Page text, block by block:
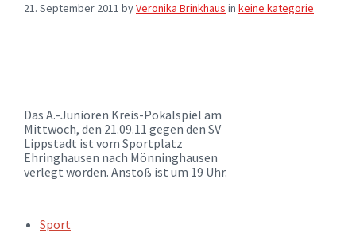
21. September 2011 byVeronika Brinkhaus in keine kategorie
Das A.-Junioren Kreis-Pokalspiel am
Mittwoch, den 21.09.11 gegen den SV
Lippstadt ist vom Sportplatz
Ehringhausen nach Mönninghausen
verlegt worden. Anstoß ist um 19 Uhr.
TAGS:Sport